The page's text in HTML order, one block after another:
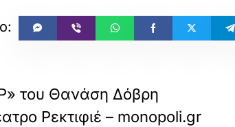
του Θανάση Δόβρη
Ρεκτιφιέ – monopoli.gr